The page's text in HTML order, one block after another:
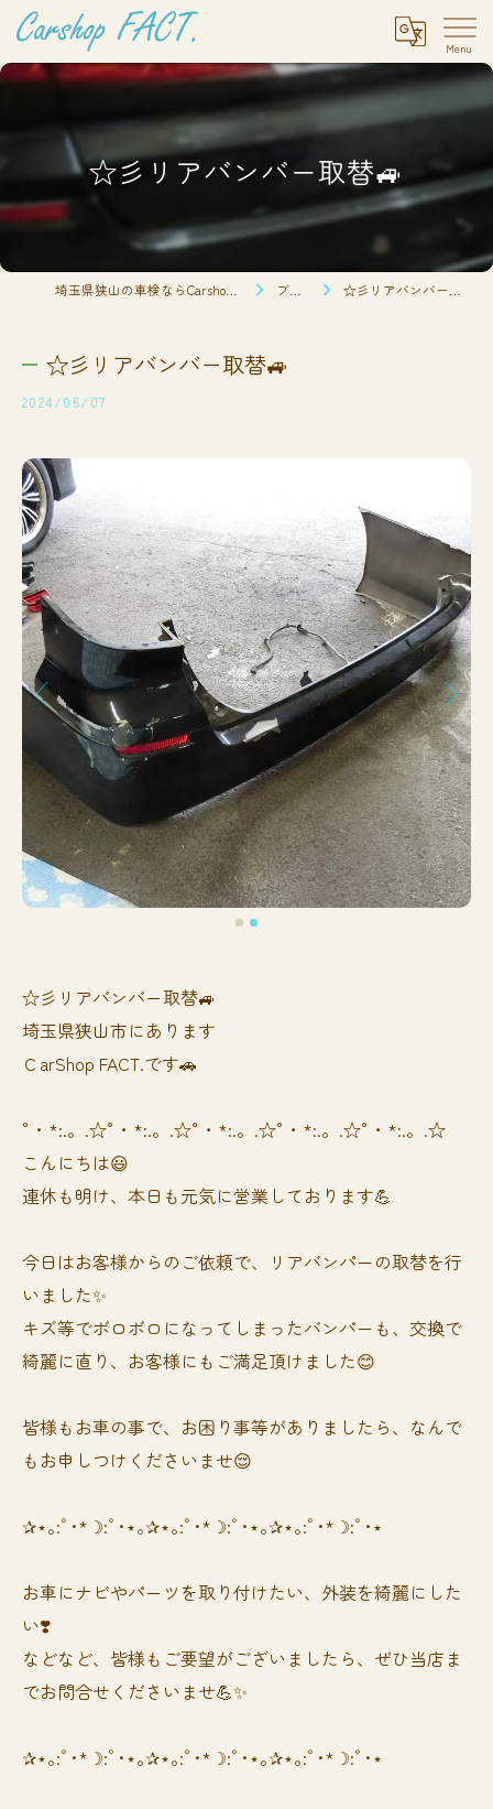
☆彡リアバンバー取替🚙
ブログ ☆彡リアバンバー取替🚙
☆彡リアバンバー取替🚙
2024/05/07
☆彡リアバンバー取替🚙
埼玉県狭山市にあります
ＣarShop FACT.です🚗
°・*:.。.☆°・*:.。.☆°・*:.。.☆°・*:.。.☆°・*:.。.☆
こんにちは😃
連休も明け、本日も元気に営業しております💪
今日はお客様からのご依頼で、リアバンパーの取替を行
いました✨
キズ等でボロボロになってしまったバンパーも、交換で
綺麗に直り、お客様にもご満足頂けました😊
皆様もお車の事で、お困り事等がありましたら、なんで
もお申しつけくださいませ😌
✰⋆｡:ﾟ･*☽:ﾟ･⋆｡✰⋆｡:ﾟ･*☽:ﾟ･⋆｡✰⋆｡:ﾟ･*☽:ﾟ･⋆
お車にナビやパーツを取り付けたい、外装を綺麗にした
い❣️
などなど、皆様もご要望がございましたら、ぜひ当店ま
でお問合せくださいませ💪✨
✰⋆｡:ﾟ･*☽:ﾟ･⋆｡✰⋆｡:ﾟ･*☽:ﾟ･⋆｡✰⋆｡:ﾟ･*☽:ﾟ･⋆